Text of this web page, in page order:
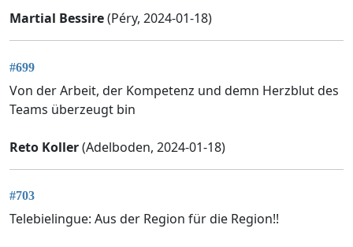
Martial Bessire(Péry, 2024-01-18)
#699
Von der Arbeit, der Kompetenz und demn Herzblut des
Teams überzeugt bin
Reto Koller(Adelboden, 2024-01-18)
#703
Telebielingue: Aus der Region für die Region!!